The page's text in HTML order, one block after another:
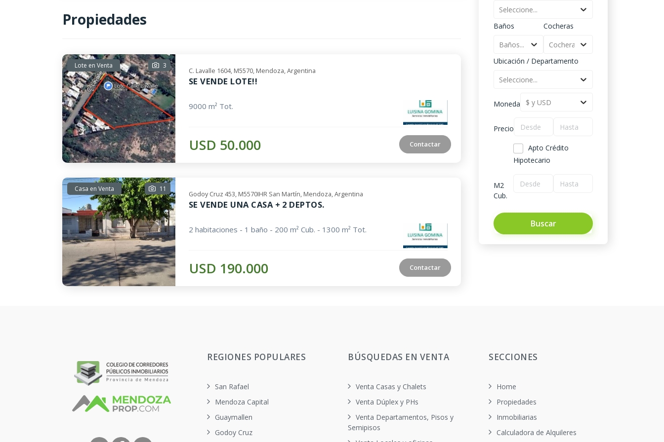
Propiedades
Lote en Venta 3
C. Lavalle 1604, M5570, Mendoza, Argentina
SE VENDE LOTE!!
9000 m² Tot.
USD 50.000 Contactar
Casa en Venta 11
Godoy Cruz 453, M5570IHR San Martín, Mendoza, Argentina
SE VENDE UNA CASA + 2 DEPTOS.
2 habitaciones - 1 baño - 200 m² Cub. - 1300 m² Tot.
USD 190.000 Contactar
Seleccione...
Baños
Baños...
Cocheras
Cocheras...
Ubicación / Departamento
Seleccione...
Moneda $ y USD
Precio
Apto Crédito
Hipotecario
M2
Cub.
Buscar
REGIONES POPULARES
San Rafael
Mendoza Capital
Guaymallen
Godoy Cruz
BÚSQUEDAS EN VENTA
Venta Casas y Chalets
Venta Dúplex y PHs
Venta Departamentos, Pisos y
Semipisos
SECCIONES
Home
Propiedades
Inmobiliarias
Calculadora de Alquileres